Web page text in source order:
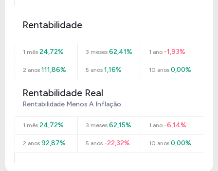
Rentabilidade
1 mês 24,72% 3 meses 62,41% 1 ano-1,93%
2 anos 111,86% 5 anos 1,16% 10 anos0,00%
Rentabilidade Real
Rentabilidade Menos A Inflação.
1 mês 24,72% 3 meses 62,15% 1 ano-6,14%
2 anos 92,87% 5 anos -22,32% 10 anos0,00%